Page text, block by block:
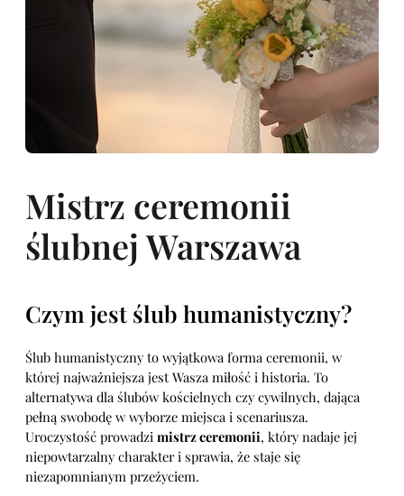
Mistrz ceremonii
ślubnej Warszawa
Czym jest ślub humanistyczny?
Ślub humanistyczny to wyjątkowa forma ceremonii, w
której najważniejsza jest Wasza miłość i historia. To
alternatywa dla ślubów kościelnych czy cywilnych, dająca
pełną swobodę w wyborze miejsca i scenariusza.
Uroczystość prowadzi mistrz ceremonii, który nadaje jej
niepowtarzalny charakter i sprawia, że staje się
niezapomnianym przeżyciem.